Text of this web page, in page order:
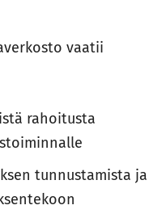
vaatii
rahoitusta
tunnustamista ja